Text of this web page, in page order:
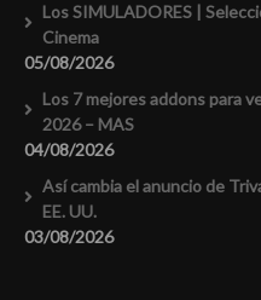
Los SIMULADORES |
Cinema
05/08/2026
Los 7 mejores addons para
2026 – MAS
04/08/2026
Así cambia el anuncio de
EE. UU.
03/08/2026